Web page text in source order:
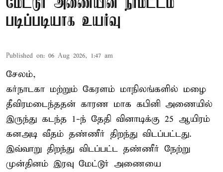
மேட்டூர் அணையின் நீர்மட்டம்
படிப்படியாக உயர்வு
Published on: 06 Aug 2026, 1:47 am
சேலம்,
கர்நாடகா மற்றும் கேரளம் மாநிலங்களில் மழை
தீவிரமடைந்ததன் காரண மாக கபினி அணையில்
இருந்து கடந்த 1-ந் தேதி வினாடிக்கு 25 ஆயிரம்
கனஅடி வீதம் தண்ணீர் திறந்து விடப்பட்டது.
இவ்வாறு திறந்து விடப்பட்ட தண்ணீர் நேற்று
முன்தினம் இரவு மேட்டூர் அணையை